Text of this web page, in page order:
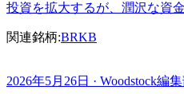
投資を拡大するが、潤沢な資
関連銘柄:BRKB
2026年5月26日 · Woodstock編